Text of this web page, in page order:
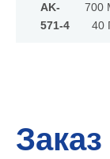
AK-
571-4
700
40